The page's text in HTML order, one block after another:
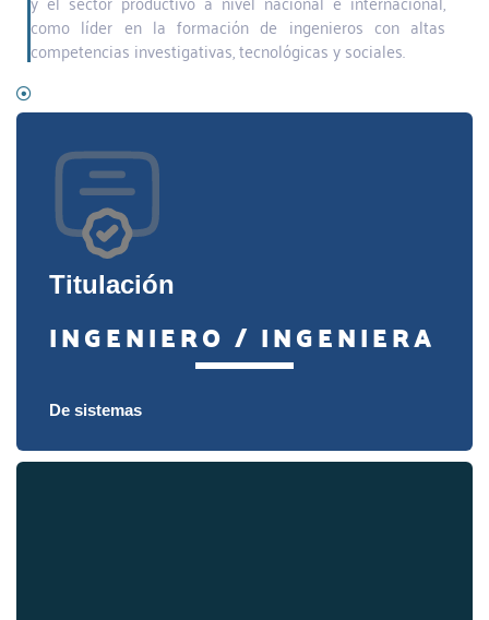
como líder en la formación de ingenieros con altas
competencias investigativas, tecnológicas y sociales.
Titulación
INGENIERO / INGENIERA
De sistemas